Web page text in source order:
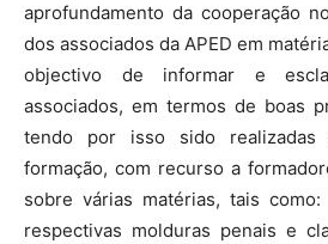
aprofundamento da cooperação
dos associados da APED em
objectivo de informar e
associados, em termos de boas
tendo por isso sido realizadas
formação, com recurso a
sobre várias matérias, tais
respectivas molduras penais e